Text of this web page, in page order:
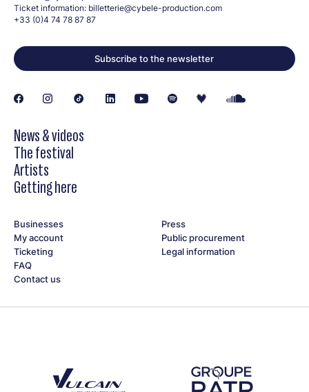
Antonin Leymarie (Percussions)
Olivier Peysson (Percussions)
Baptiste Sarat (Trompette)
Adrien Spirli (Soubassophone)
Ticket information: billetterie@cybele-production.com
+33 (0)4 74 78 87 87
Subscribe to the newsletter
News & videos
The festival
Artists
Getting here
Businesses
My account
Ticketing
FAQ
Contact us
Press
Public procurement
Legal information